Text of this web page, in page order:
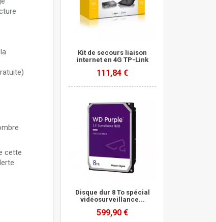
cette
Kit de secours liaison
internet en 4G TP-Link
111,84 €
Disque dur 8 To spécial
vidéosurveillance...
599,90 €